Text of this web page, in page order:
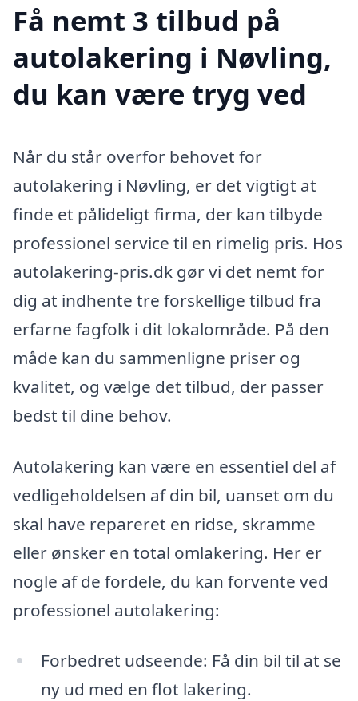
Få nemt 3 tilbud på
autolakering i Nøvling,
du kan være tryg ved
Når du står overfor behovet for
autolakering i Nøvling, er det vigtigt at
finde et pålideligt firma, der kan tilbyde
professionel service til en rimelig pris. Hos
autolakering-pris.dk gør vi det nemt for
dig at indhente tre forskellige tilbud fra
erfarne fagfolk i dit lokalområde. På den
måde kan du sammenligne priser og
kvalitet, og vælge det tilbud, der passer
bedst til dine behov.
Autolakering kan være en essentiel del af
vedligeholdelsen af din bil, uanset om du
skal have repareret en ridse, skramme
eller ønsker en total omlakering. Her er
nogle af de fordele, du kan forvente ved
professionel autolakering:
Forbedret udseende: Få din bil til at se
ny ud med en flot lakering.